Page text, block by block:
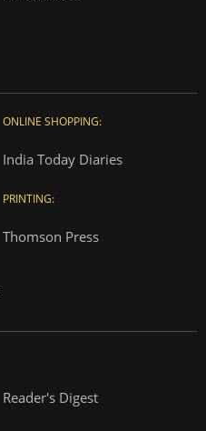
ONLINE SHOPPING:
India Today Diaries
PRINTING:
Thomson Press
Reader's Digest